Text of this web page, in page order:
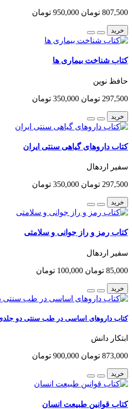
807,500 تومان 950,000 تومان
خرید
کتاب شناخت بیماری ها
حافظ نوین
297,500 تومان 350,000 تومان
خرید
کتاب داروهای گیاهی سنتی ایران
سفیر اردهال
297,500 تومان 350,000 تومان
خرید
کتاب رمز و راز جوانی و سلامتی
سفیر اردهال
85,000 تومان 100,000 تومان
خرید
کتاب داروهای اساسی در طب سنتی دو
ابتکار دانش
873,000 تومان 900,000 تومان
خرید
کتاب قوانین طبیعت انسان